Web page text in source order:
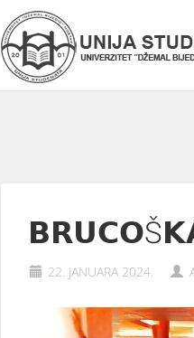
22. JANUARA 2024.